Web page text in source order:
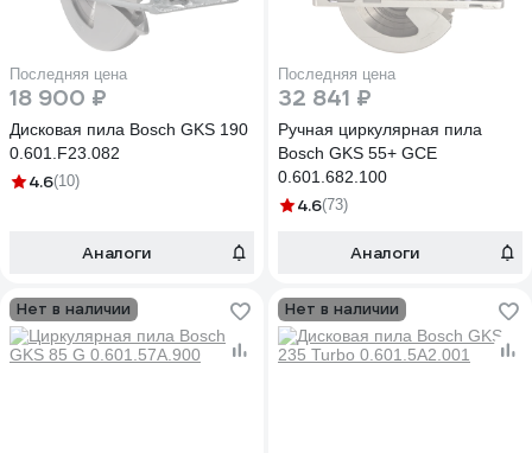
Последняя цена
18 900 ₽
Дисковая пила Bosch GKS 190
0.601.F23.082
4.6(10)
Аналоги
Последняя цена
32 841 ₽
Ручная циркулярная пила
Bosch GKS 55+ GCE
0.601.682.100
4.6(73)
Аналоги
Нет в наличии Нет в наличии